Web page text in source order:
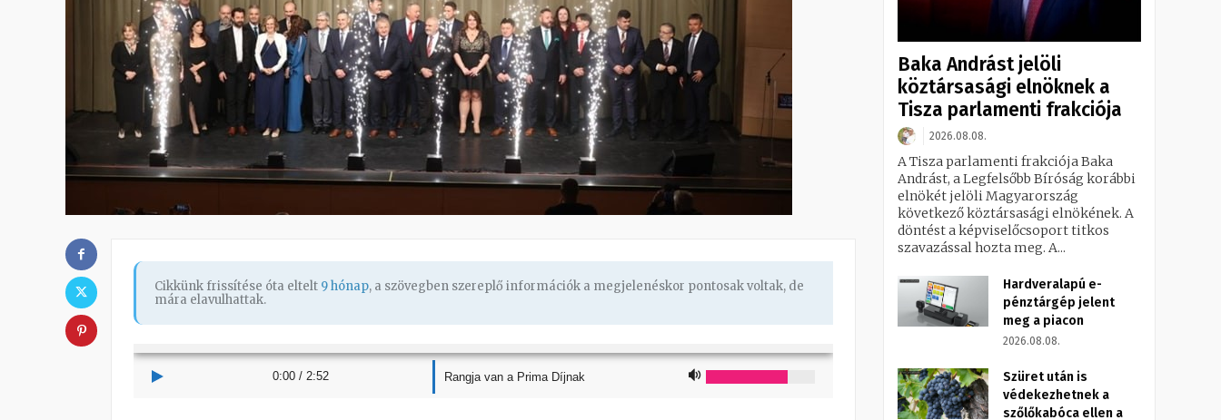
Cikkünk frissítése óta eltelt 9 hónap, a szövegben szereplő információk a megjelenéskor pontosak voltak, de
mára elavulhattak.
0:00 / 2:52 Rangja van a Prima Díjnak
Baka Andrást jelöli
köztársasági elnöknek a
Tisza parlamenti frakciója
2026.08.08.
A Tisza parlamenti frakciója Baka
Andrást, a Legfelsőbb Bíróság korábbi
elnökét jelöli Magyarország
következő köztársasági elnökének. A
döntést a képviselőcsoport titkos
szavazással hozta meg. A...
Hardveralapú e-
pénztárgép jelent
meg a piacon
2026.08.08.
Szüret után is
védekezhetnek a
szőlőkabóca ellen a